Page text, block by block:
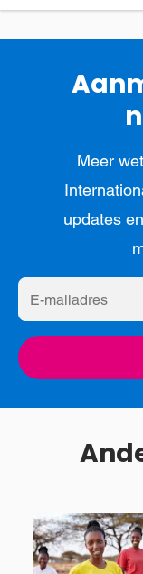
Meer
updates
E-
mailadres
Lees
meer